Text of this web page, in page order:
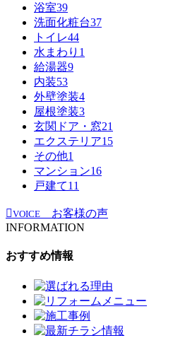
浴室39
洗面化粧台37
トイレ44
水まわり 1
給湯器9
内装53
外壁塗装4
屋根塗装3
玄関ドア・窓21
エクステリア15
その他1
マンション16
戸建て11
VOICE
お客様の声
INFORMATION
おすすめ情報